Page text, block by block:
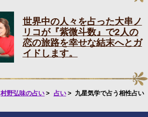
世界中の人々を占った大串ノ
リコが『紫微斗数』で2人の
恋の旅路を幸せな結末へとガ
イドします。
村野弘味の占い 占い 九星気学で占う相性占い